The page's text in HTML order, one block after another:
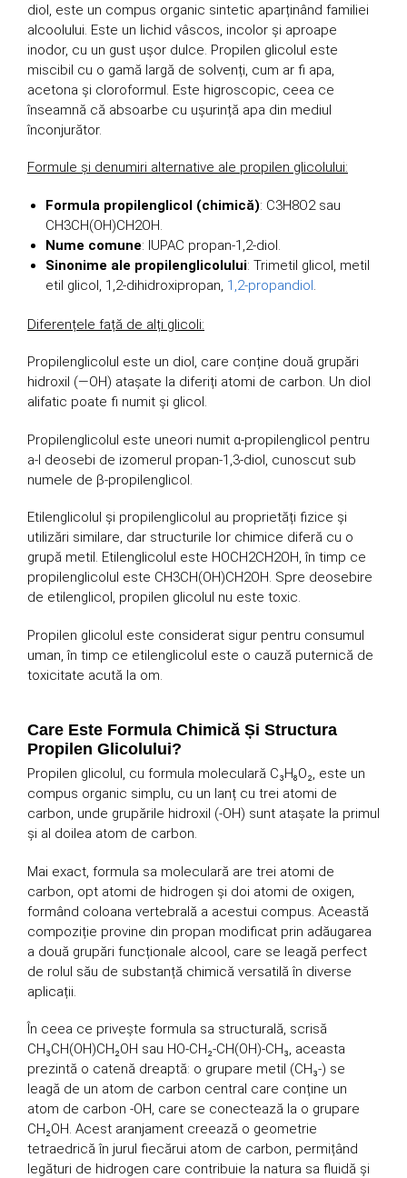
diol, este un compus organic sintetic aparținând familiei
alcoolului. Este un lichid vâscos, incolor și aproape
inodor, cu un gust ușor dulce. Propilen glicolul este
miscibil cu o gamă largă de solvenți, cum ar fi apa,
acetona și cloroformul. Este higroscopic, ceea ce
înseamnă că absoarbe cu ușurință apa din mediul
înconjurător.
Formule și denumiri alternative ale propilen glicolului:
Formula propilenglicol (chimică): C3H8O2 sau
CH3CH(OH)CH2OH.
Nume comune: IUPAC propan-1,2-diol.
Sinonime ale propilenglicolului: Trimetil glicol, metil
etil glicol, 1,2-dihidroxipropan, 1,2-propandiol.
Diferențele față de alți glicoli:
Propilenglicolul este un diol, care conține două grupări
hidroxil (―OH) atașate la diferiți atomi de carbon. Un diol
alifatic poate fi numit și glicol.
Propilenglicolul este uneori numit α-propilenglicol pentru
a-l deosebi de izomerul propan-1,3-diol, cunoscut sub
numele de β-propilenglicol.
Etilenglicolul și propilenglicolul au proprietăți fizice și
utilizări similare, dar structurile lor chimice diferă cu o
grupă metil. Etilenglicolul este HOCH2CH2OH, în timp ce
propilenglicolul este CH3CH(OH)CH2OH. Spre deosebire
de etilenglicol, propilen glicolul nu este toxic.
Propilen glicolul este considerat sigur pentru consumul
uman, în timp ce etilenglicolul este o cauză puternică de
toxicitate acută la om.
Care Este Formula Chimică Și Structura
Propilen Glicolului?
Propilen glicolul, cu formula moleculară C₃H₈O₂, este un
compus organic simplu, cu un lanț cu trei atomi de
carbon, unde grupările hidroxil (-OH) sunt atașate la primul
și al doilea atom de carbon.
Mai exact, formula sa moleculară are trei atomi de
carbon, opt atomi de hidrogen și doi atomi de oxigen,
formând coloana vertebrală a acestui compus. Această
compoziție provine din propan modificat prin adăugarea
a două grupări funcționale alcool, care se leagă perfect
de rolul său de substanță chimică versatilă în diverse
aplicații.
În ceea ce privește formula sa structurală, scrisă
CH₃CH(OH)CH₂OH sau HO-CH₂-CH(OH)-CH₃, aceasta
prezintă o catenă dreaptă: o grupare metil (CH₃-) se
leagă de un atom de carbon central care conține un
atom de carbon -OH, care se conectează la o grupare
CH₂OH. Acest aranjament creează o geometrie
tetraedrică în jurul fiecărui atom de carbon, permițând
legături de hidrogen care contribuie la natura sa fluidă și